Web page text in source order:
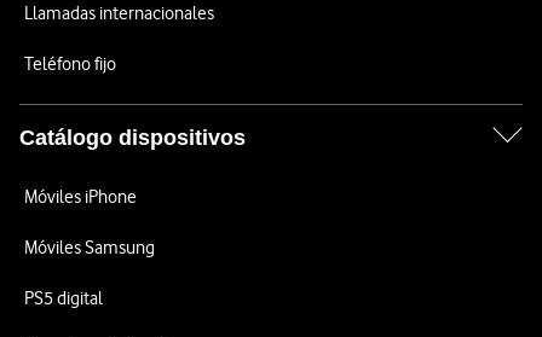
Llamadas internacionales
Teléfono fijo
Catálogo dispositivos
Móviles iPhone
Móviles Samsung
PS5 digital